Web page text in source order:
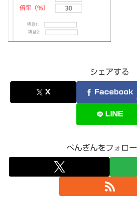
シェアする
X Facebook
LINE
ぺんぎんをフォロ